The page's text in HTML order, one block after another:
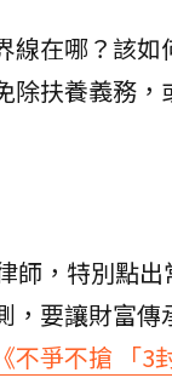
線在哪？該如
除扶養義務，
師，特別點
，要讓財富傳
《不爭不搶 「3